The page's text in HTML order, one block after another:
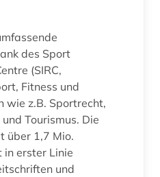
des Sport
(SIRC,
Fitness und
wie z.B. Sportrecht,
Tourismus. Die
über 1,7 Mio.
erster Linie
und